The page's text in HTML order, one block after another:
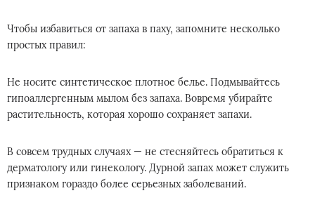
Чтобы избавиться от запаха в паху, запомните несколько
простых правил:
Не носите синтетическое плотное белье. Подмывайтесь
гипоаллергенным мылом без запаха. Вовремя убирайте
растительность, которая хорошо сохраняет запахи.
В совсем трудных случаях — не стесняйтесь обратиться к
дерматологу или гинекологу. Дурной запах может служить
признаком гораздо более серьезных заболеваний.